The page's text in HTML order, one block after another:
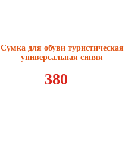
Сумка для обуви туристическая
универсальная синяя
380